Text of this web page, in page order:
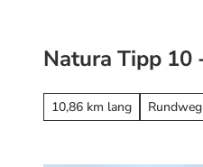
Sankt
Alle
Natura Tipp 10
10,86 km lang Rundweg